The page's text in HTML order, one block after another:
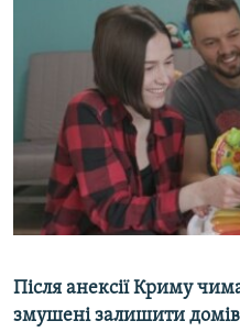
ВСЕ ЗА ДЕНЬ
СПЕЦПРОЕКТИ
ДЕПОРТАЦІЯ
ВІДЕОУРОКИ «ELIFBE»
СВІДЧЕННЯ ОКУПАЦІЇ
УКРАЇНСЬКА ПРОБЛЕМА КРИМУ
ЯК ОБІЙТИ БЛОКУВАННЯ
Русский
Qırımtatar
Після анексії Криму
змушені залишити